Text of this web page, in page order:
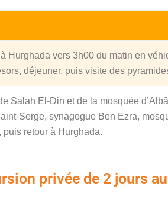
Hurghada vers 3h00 du matin en
déjeuner, puis visite des
Salah El-Din et de la mosquée
Serge, synagogue Ben Ezra,
retour à Hurghada.
privée de 2 jours